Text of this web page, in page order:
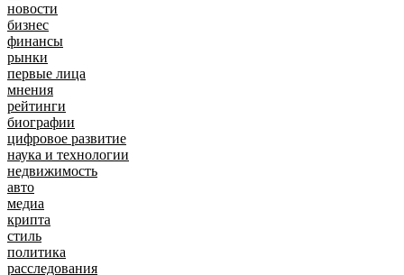
новости
бизнес
финансы
рынки
первые лица
мнения
рейтинги
биографии
цифровое развитие
наука и технологии
недвижимость
авто
медиа
крипта
стиль
политика
расследования